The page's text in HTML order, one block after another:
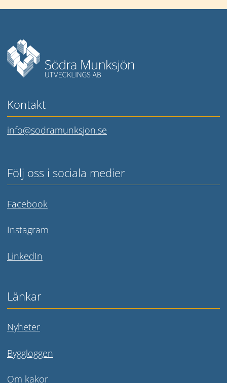
Kontakt
info@sodramunksjon.se
Följ oss i sociala medier
FacebookLänk till annan webbplats.
InstagramLänk till annan webbplats.
LinkedInLänk till annan webbplats.
Länkar
Nyheter
Byggloggen
Om kakor